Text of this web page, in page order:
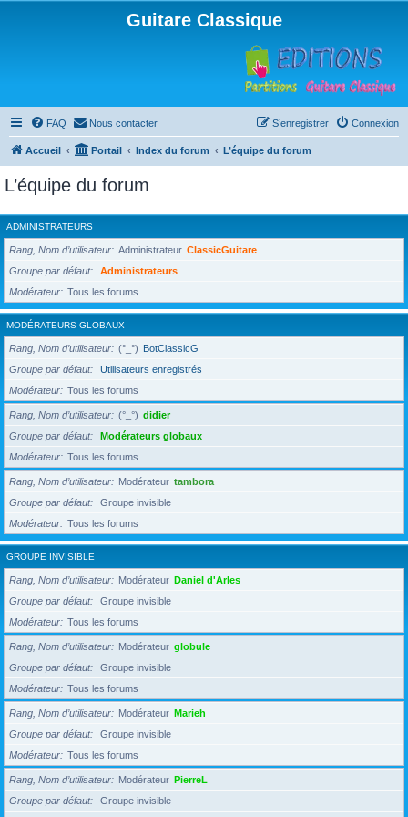
Guitare Classique
FAQ Nous contacter Connexion
S’enregistrer
Accueil Portail Index du forum L’équipe du forum
L’équipe du forum
ADMINISTRATEURS
Rang, Nom d’utilisateur Administrateur ClassicGuitare
Groupe par défaut
Administrateurs
Modérateur
Tous les forums
MODÉRATEURS GLOBAUX
Rang, Nom d’utilisateur (°_°) BotClassicG
Groupe par défaut
Utilisateurs enregistrés
Modérateur
Tous les forums
Rang, Nom d’utilisateur (°_°) didier
Groupe par défaut
Modérateurs globaux
Modérateur
Tous les forums
Rang, Nom d’utilisateur Modérateur tambora
Groupe par défaut
Groupe invisible
Modérateur
Tous les forums
GROUPE INVISIBLE
Rang, Nom d’utilisateur Modérateur Daniel d'Arles
Groupe par défaut
Groupe invisible
Modérateur
Tous les forums
Rang, Nom d’utilisateur Modérateur globule
Groupe par défaut
Groupe invisible
Modérateur
Tous les forums
Rang, Nom d’utilisateur Modérateur Marieh
Groupe par défaut
Groupe invisible
Modérateur
Tous les forums
Rang, Nom d’utilisateur Modérateur PierreL
Groupe par défaut
Groupe invisible